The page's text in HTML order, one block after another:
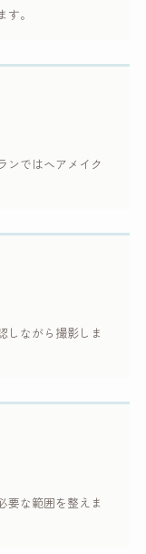
。
ンではヘアメイク
しながら撮影しま
要な範囲を整えま